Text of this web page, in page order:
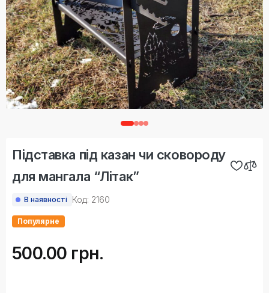
Підставка під казан чи сковороду
для мангала “Літак”
В наявності Код: 2160
Популярне
500.00 грн.